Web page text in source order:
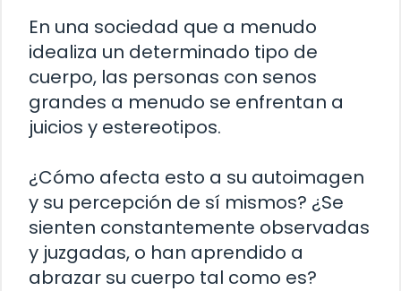
En una sociedad que a menudo
idealiza un determinado tipo de
cuerpo, las personas con senos
grandes a menudo se enfrentan a
juicios y estereotipos.
¿Cómo afecta esto a su autoimagen
y su percepción de sí mismos? ¿Se
sienten constantemente observadas
y juzgadas, o han aprendido a
abrazar su cuerpo tal como es?